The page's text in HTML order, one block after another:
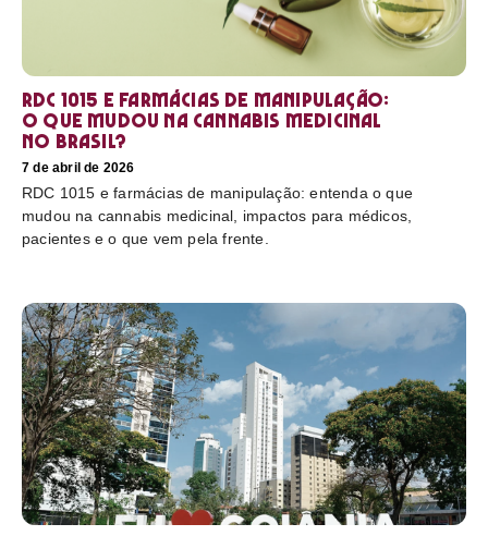
RDC 1015 e farmácias de manipulação:
o que mudou na cannabis medicinal
no Brasil?
7 de abril de 2026
RDC 1015 e farmácias de manipulação: entenda o que
mudou na cannabis medicinal, impactos para médicos,
pacientes e o que vem pela frente.